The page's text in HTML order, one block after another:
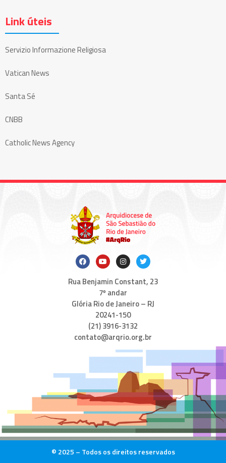
Link úteis
Servizio Informazione Religiosa
Vatican News
Santa Sé
CNBB
Catholic News Agency
Rua Benjamin Constant, 23
7º andar
Glória Rio de Janeiro – RJ
20241-150
(21) 3916-3132
contato@arqrio.org.br
© 2025 – Todos os direitos reservados